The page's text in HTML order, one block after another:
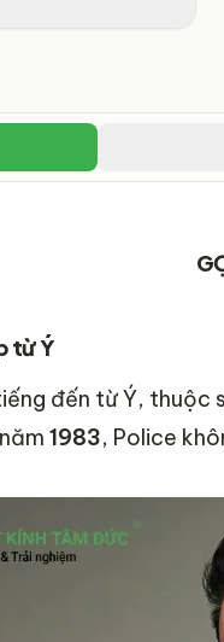
từ Ý
đến từ Ý, thuộc
1983, Police